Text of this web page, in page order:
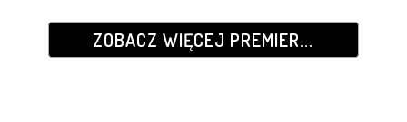
ZOBACZ WIĘCEJ PREMIER...